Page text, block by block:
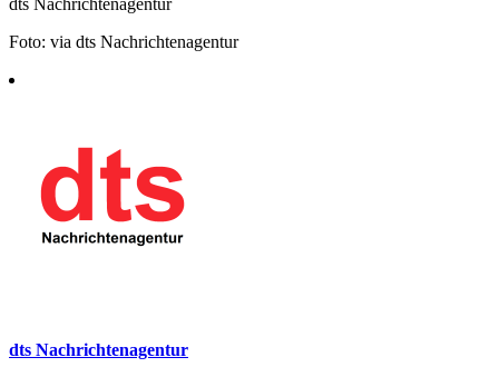
Foto: via dts Nachrichtenagentur
dts Nachrichtenagentur